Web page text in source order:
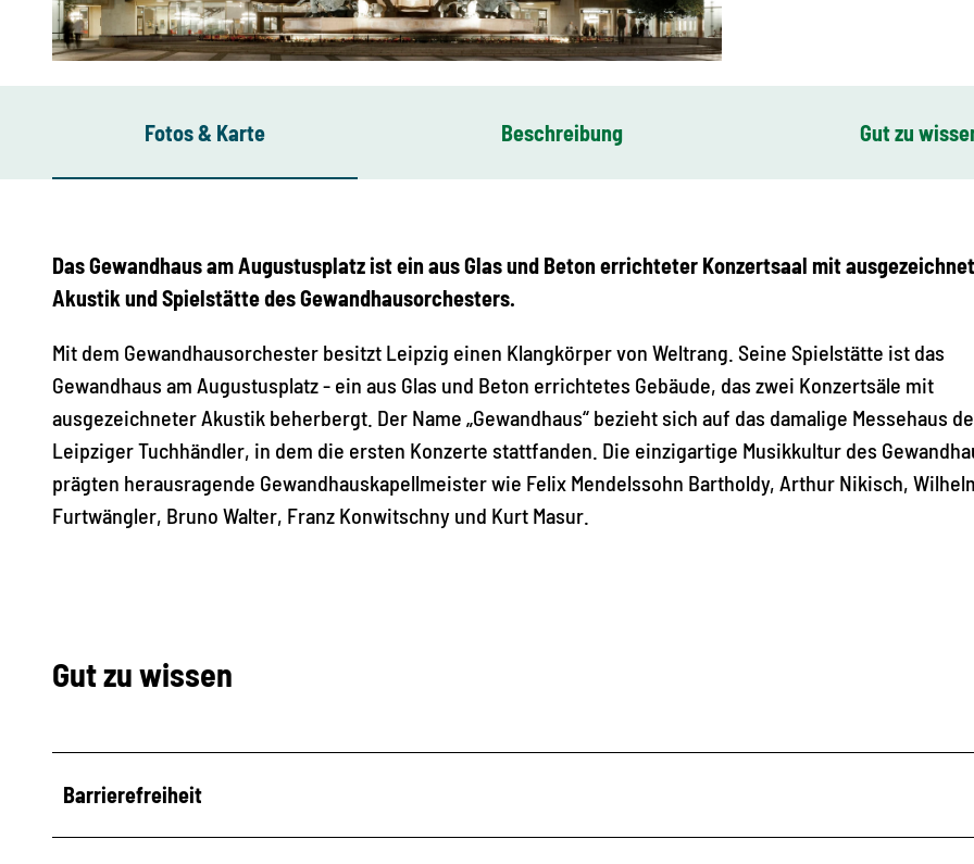
Fotos & Karte Beschreibung Gut zu
Das Gewandhaus am Augustusplatz ist ein aus Glas und Beton errichteter Konzertsaal mit
Akustik und Spielstätte des Gewandhausorchesters.
Mit dem Gewandhausorchester besitzt Leipzig einen Klangkörper von Weltrang. Seine Spielstätte ist das
Gewandhaus am Augustusplatz - ein aus Glas und Beton errichtetes Gebäude, das zwei Konzertsäle mit
ausgezeichneter Akustik beherbergt. Der Name „Gewandhaus“ bezieht sich auf das damalige Messehaus
Leipziger Tuchhändler, in dem die ersten Konzerte stattfanden. Die einzigartige Musikkultur des
prägten herausragende Gewandhauskapellmeister wie Felix Mendelssohn Bartholdy, Arthur Nikisch,
Furtwängler, Bruno Walter, Franz Konwitschny und Kurt Masur.
Gut zu wissen
Barrierefreiheit